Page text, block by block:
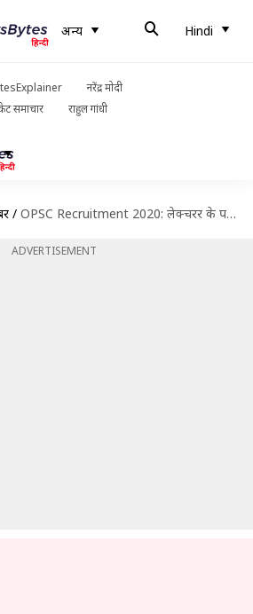
अन्य Hindi
नरेंद्र मोदी
समाचार राहुल गांधी
/ OPSC Recruitment 2020: लेक्चरर के पदों पर निकली भर्ती, जल्द करें आवेदन
ADVERTISEMENT